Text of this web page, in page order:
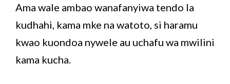
Ama wale ambao wanafanyiwa tendo la
kudhahi, kama mke na watoto, si haramu
kwao kuondoa nywele au uchafu wa mwilini
kama kucha.